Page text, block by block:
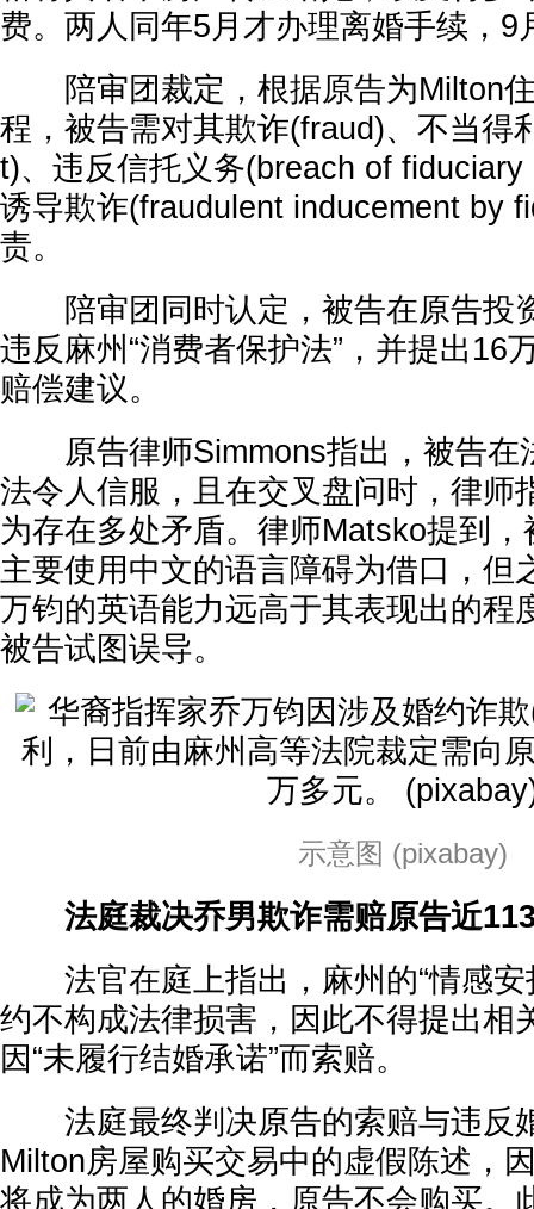
费。两人同年5月才办理离婚手续，9
陪审团裁定，根据原告为Milton住
程，被告需对其欺诈(fraud)、不当得
t)、违反信托义务(breach of
诱导欺诈(fraudulent inducement by
责。
陪审团同时认定，被告在原告投
违反麻州“消费者保护法”，并提出16
赔偿建议。
原告律师Simmons指出，被告在
法令人信服，且在交叉盘问时，律师
为存在多处矛盾。律师Matsko提到
主要使用中文的语言障碍为借口，但
万钧的英语能力远高于其表现出的程
被告试图误导。
示意图 (pixabay)
法庭裁决乔男欺诈需赔原告近
法官在庭上指出，麻州的“情感安
约不构成法律损害，因此不得提出相
因“未履行结婚承诺”而索赔。
法庭最终判决原告的索赔与违反
Milton房屋购买交易中的虚假陈述，
将成为两人的婚房，原告不会购买。